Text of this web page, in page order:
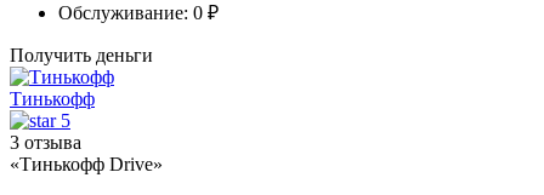
Обслуживание: 0 ₽
Получить деньги
Тинькофф
5
3 отзыва
«Тинькофф Drive»